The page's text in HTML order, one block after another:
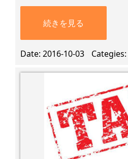
続きを見る
Date 2016-10-03 Categies